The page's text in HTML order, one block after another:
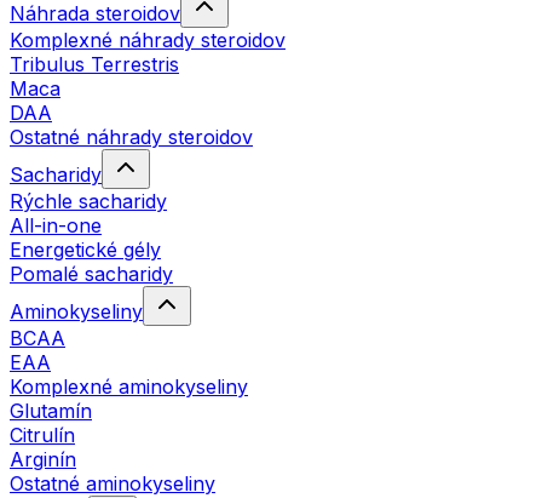
Náhrada steroidov
Komplexné náhrady steroidov
Tribulus Terrestris
Maca
DAA
Ostatné náhrady steroidov
Sacharidy
Rýchle sacharidy
All-in-one
Energetické gély
Pomalé sacharidy
Aminokyseliny
BCAA
EAA
Komplexné aminokyseliny
Glutamín
Citrulín
Arginín
Ostatné aminokyseliny